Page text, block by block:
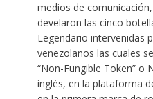
medios de
develaron las cinco
Legendario intervenidas
venezolanos las cuales
“Non-Fungible Token” o
inglés, en la plataforma